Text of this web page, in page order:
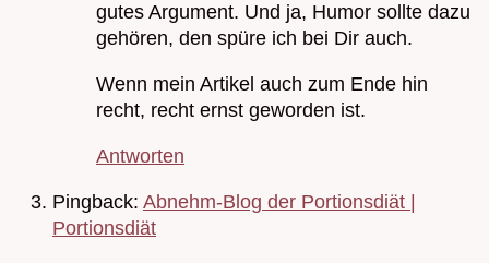
gutes Argument. Und ja, Humor sollte dazu
gehören, den spüre ich bei Dir auch.
Wenn mein Artikel auch zum Ende hin
recht, recht ernst geworden ist.
Antworten
Pingback: Abnehm-Blog der Portionsdiät |
Portionsdiät